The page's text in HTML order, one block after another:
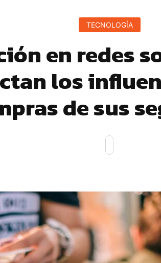
TECNOLOGÍA
en redes
los
de sus